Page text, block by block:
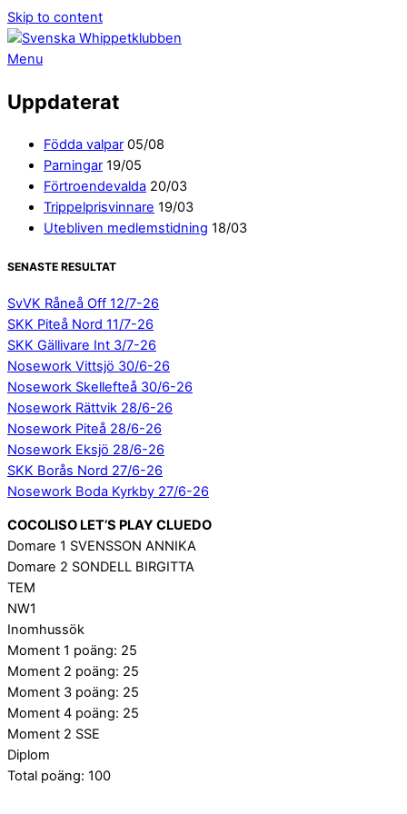
Skip to content
Menu
Uppdaterat
Födda valpar 05/08
Parningar 19/05
Förtroendevalda 20/03
Trippelprisvinnare 19/03
Utebliven medlemstidning 18/03
SENASTE RESULTAT
SvVK Råneå Off 12/7-26
SKK Piteå Nord 11/7-26
SKK Gällivare Int 3/7-26
Nosework Vittsjö 30/6-26
Nosework Skellefteå 30/6-26
Nosework Rättvik 28/6-26
Nosework Piteå 28/6-26
Nosework Eksjö 28/6-26
SKK Borås Nord 27/6-26
Nosework Boda Kyrkby 27/6-26
COCOLISO LET’S PLAY CLUEDO
Domare 1 SVENSSON ANNIKA
Domare 2 SONDELL BIRGITTA
TEM
NW1
Inomhussök
Moment 1 poäng: 25
Moment 2 poäng: 25
Moment 3 poäng: 25
Moment 4 poäng: 25
Moment 2 SSE
Diplom
Total poäng: 100